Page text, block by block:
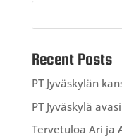
Recent Posts
PT Jyväskylän
PT Jyväskylä
Tervetuloa Ari ja